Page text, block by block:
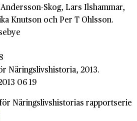
Skog, Lars Ilshammar,
Knutson och Per T Ohlsson.
Näringslivshistoria, 2013.
06 19
Näringslivshistorias rapportserie